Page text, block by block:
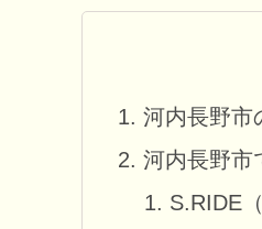
河内長野市
河内長野市
S.RIDE